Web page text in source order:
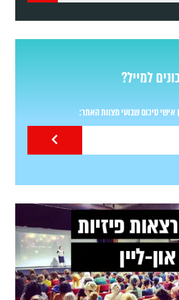
למייל?
סיכום שבועי מצוות האתר: